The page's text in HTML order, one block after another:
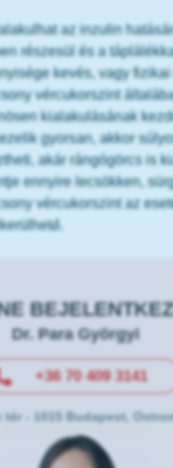
az inzulin
részesül és a
kevés, vagy
vércukorszint
kialakulásának
gyorsan, akkor
akár rángógörcs is
ennyire lecsökken,
vércukorszint az
Dr. Para Györgyi
+36 70 409 3141
tér - 1015 Budapest,